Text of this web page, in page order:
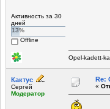
Активность за 30
дней
13%
Offline
Opel-kadett-
Кактус
Сергей
Модератор
Re:
«